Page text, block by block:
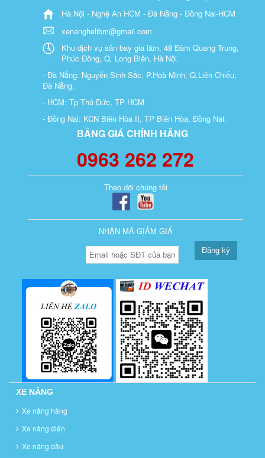
Hà Nội - Nghệ An HCM - Đà Nẵng - Đồng Nai-HCM
xenanghelibm@gmail.com
Khu dịch vụ sân bay gia lâm, 48 Đàm Quang Trung,
Phúc Đồng, Q. Long Biên, Hà Nội.
- Đà Nẵng: Nguyễn Sinh Sắc, P.Hoà Minh, Q.Liên Chiểu,
Đà Nẵng.
- HCM: Tp Thủ Đức, TP HCM
- Đồng Nai: KCN Biên Hòa II, TP Biên Hòa, Đồng Nai.
BẢNG GIÁ CHÍNH HÃNG
0963 262 272
Theo dõi chúng tôi
NHẬN MÃ GIẢM GIÁ
Đăng ký
XE NÂNG
Xe nâng hàng
Xe nâng điện
Xe nâng dầu